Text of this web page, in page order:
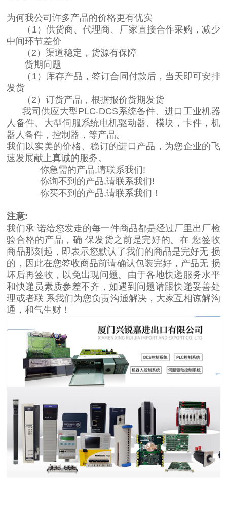
为何我公司许多产品的价格更有优实
（1）供货商、代理商、厂家直接合作采购，减少
中间环节差价
（2）渠道稳定，货源有保障
货期问题
（1）库存产品，签订合同付款后，当天即可安排
发货
（2）订货产品，根据报价货期发货
我司供应大型PLC-DCS系统备件、进口工业机器
人备件、大型伺服系统电机驱动器、模块，卡件，机
器人备件，控制器，等产品。
我们以实美的价格、稳订的进口产品，为您企业的飞
速发展献上真诚的服务。
你急需的产品,请联系我们!
你询不到的产品,请联系我们!
你买不到的产品,请联系我们！
注意:
我们承 诺给您发走的每一件商品都是经过厂里出厂检
验合格的产品，确 保发货之前是完好的。在 您签收
商品那刻起，即表示您默认了我们的商品是完好无 损
的，因此在您签收商品前请确认包装完好，产品无 损
坏后再签收，以免出现问题。由于各地快递服务水平
和快递员素质参差不齐，如遇到问题请跟快递妥善处
理或者联 系我们为您负责沟通解决，大家互相谅解沟
通，和气生财！